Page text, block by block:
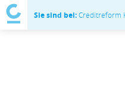
Sie sind bei:Creditreform